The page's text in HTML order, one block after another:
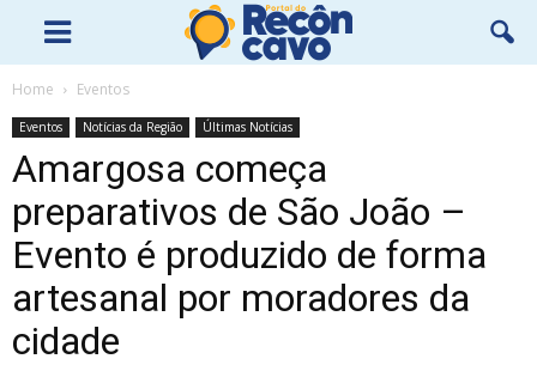
Home Eventos
Eventos Notícias da Região Últimas Notícias
Amargosa começa
preparativos de São João –
Evento é produzido de forma
artesanal por moradores da
cidade